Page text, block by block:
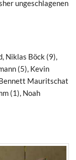
ungeschlagenen
Niklas Böck (9),
(5), Kevin
Mauritschat
(1), Noah